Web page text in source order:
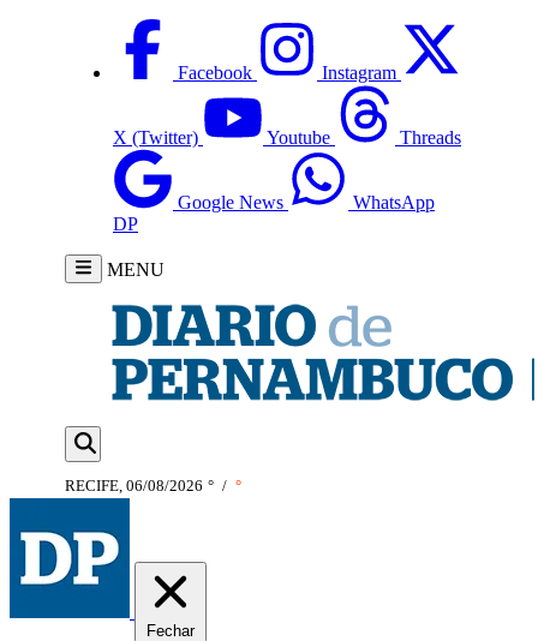
Facebook Instagram
X (Twitter) Youtube Threads
Google News
WhatsApp
DP
MENU
RECIFE, 06/08/2026 ° / °
Fechar